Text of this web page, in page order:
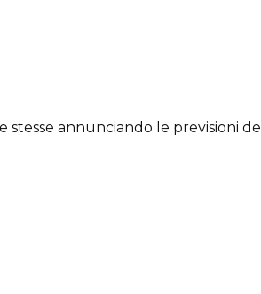
annunciando le previsioni del